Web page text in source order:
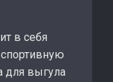
в себя
для выгула